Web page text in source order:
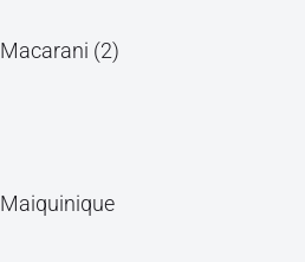
Macarani (2)
Maiquinique